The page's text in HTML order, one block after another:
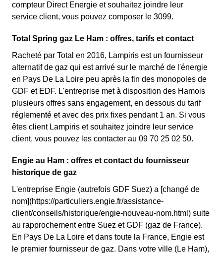
compteur Direct Energie et souhaitez joindre leur
service client, vous pouvez composer le 3099.
Total Spring gaz Le Ham : offres, tarifs et contact
Racheté par Total en 2016, Lampiris est un fournisseur
alternatif de gaz qui est arrivé sur le marché de l'énergie
en Pays De La Loire peu après la fin des monopoles de
GDF et EDF. L'entreprise met à disposition des Hamois
plusieurs offres sans engagement, en dessous du tarif
réglementé et avec des prix fixes pendant 1 an. Si vous
êtes client Lampiris et souhaitez joindre leur service
client, vous pouvez les contacter au 09 70 25 02 50.
Engie au Ham : offres et contact du fournisseur
historique de gaz
L'entreprise Engie (autrefois GDF Suez) a [changé de
nom](https://particuliers.engie.fr/assistance-
client/conseils/historique/engie-nouveau-nom.html) suite
au rapprochement entre Suez et GDF (gaz de France).
En Pays De La Loire et dans toute la France, Engie est
le premier fournisseur de gaz. Dans votre ville (Le Ham),